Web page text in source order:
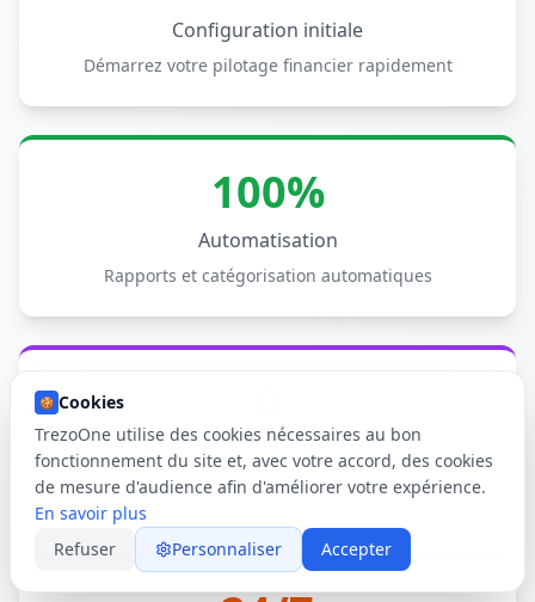
Configuration initiale
Démarrez votre pilotage financier rapidement
100%
Automatisation
Rapports et catégorisation automatiques
Connaissance comptable requise
Interface intuitive pour non-financiers
🍪 Cookies
TrezoOne utilise des cookies nécessaires au bon
fonctionnement du site et, avec votre accord, des cookies
de mesure d'audience afin d'améliorer votre expérience.
En savoir plus
Refuser
Personnaliser Accepter